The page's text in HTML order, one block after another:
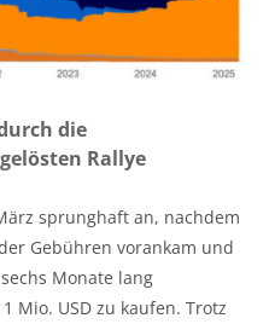
die
Rallye
sprunghaft an, nachdem
Gebühren vorankam und
Monate lang
Mio. USD zu kaufen. Trotz